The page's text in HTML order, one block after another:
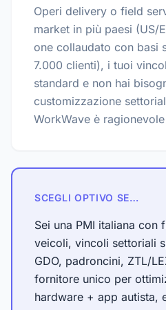
Operi delivery o field
market in più paesi (US/
one collaudato con basi
7.000 clienti), i tuoi
standard e non hai
customizzazione
WorkWave è
SCEGLI OPTIVO SE…
Sei una PMI italiana con
veicoli, vincoli settoriali
GDO, padroncini, ZTL/
fornitore unico per
hardware + app autista,